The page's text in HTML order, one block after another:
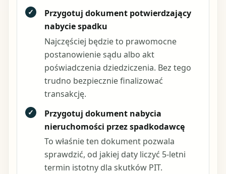
✓
Przygotuj dokument potwierdzający
nabycie spadku
Najczęściej będzie to prawomocne
postanowienie sądu albo akt
poświadczenia dziedziczenia. Bez tego
trudno bezpiecznie finalizować
transakcję.
✓
Przygotuj dokument nabycia
nieruchomości przez spadkodawcę
To właśnie ten dokument pozwala
sprawdzić, od jakiej daty liczyć 5-letni
termin istotny dla skutków PIT.